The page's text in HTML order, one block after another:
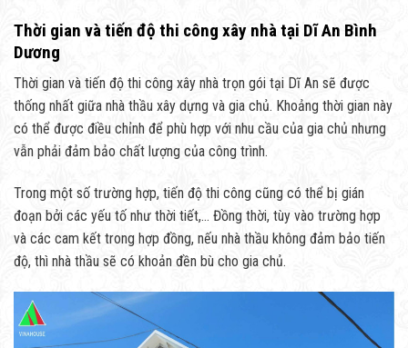
Thời gian và tiến độ thi công xây nhà tại Dĩ An Bình
Dương
Thời gian và tiến độ thi công xây nhà trọn gói tại Dĩ An sẽ được
thống nhất giữa nhà thầu xây dựng và gia chủ. Khoảng thời gian này
có thể được điều chỉnh để phù hợp với nhu cầu của gia chủ nhưng
vẫn phải đảm bảo chất lượng của công trình.
Trong một số trường hợp, tiến độ thi công cũng có thể bị gián
đoạn bởi các yếu tố như thời tiết,… Đồng thời, tùy vào trường hợp
và các cam kết trong hợp đồng, nếu nhà thầu không đảm bảo tiến
độ, thì nhà thầu sẽ có khoản đền bù cho gia chủ.